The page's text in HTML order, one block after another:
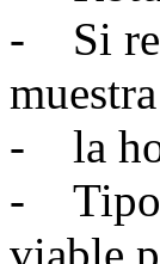
- Si
- la
- Tipo